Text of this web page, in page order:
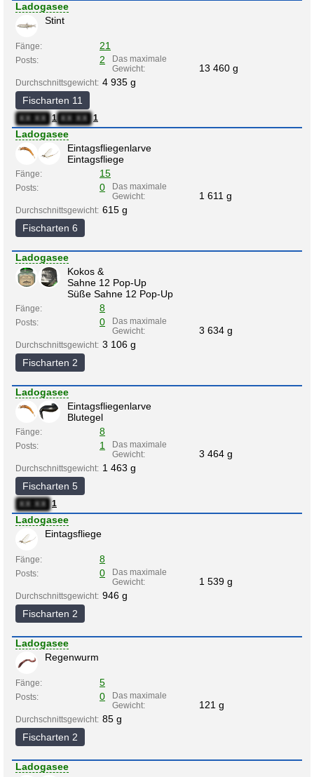
Ladogasee
Stint
Fänge: 21
Posts: 2
Das maximale
Gewicht:
13 460 g
Durchschnittsgewicht: 4 935 g
Fischarten 11
XX:XX 1 XX:XX 1
Ladogasee
Eintagsfliegenlarve
Eintagsfliege
Fänge: 15
Posts: 0
Das maximale
Gewicht:
1 611 g
Durchschnittsgewicht: 615 g
Fischarten 6
Ladogasee
Kokos &
Sahne 12 Pop-Up
Süße Sahne 12 Pop-Up
Fänge: 8
Posts: 0
Das maximale
Gewicht:
3 634 g
Durchschnittsgewicht: 3 106 g
Fischarten 2
Ladogasee
Eintagsfliegenlarve
Blutegel
Fänge: 8
Posts: 1
Das maximale
Gewicht:
3 464 g
Durchschnittsgewicht: 1 463 g
Fischarten 5
XX:XX 1
Ladogasee
Eintagsfliege
Fänge: 8
Posts: 0
Das maximale
Gewicht:
1 539 g
Durchschnittsgewicht: 946 g
Fischarten 2
Ladogasee
Regenwurm
Fänge: 5
Posts: 0
Das maximale
Gewicht:
121 g
Durchschnittsgewicht: 85 g
Fischarten 2
Ladogasee